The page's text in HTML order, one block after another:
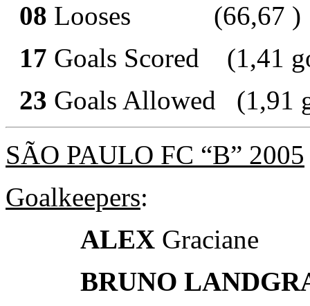
08 Looses
(66,67 )
17 Goals Scored
(1,41
23 Goals Allowed
(1,91
SÃO PAULO FC “B” 2005
Goalkeepers:
ALEX Graciane
BRUNO